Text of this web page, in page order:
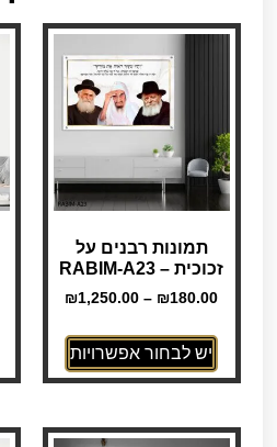
תמונות רבנים על
זכוכית – RABIM-A23
₪180.00
–
₪1,250.00
יש לבחור אפשרויות